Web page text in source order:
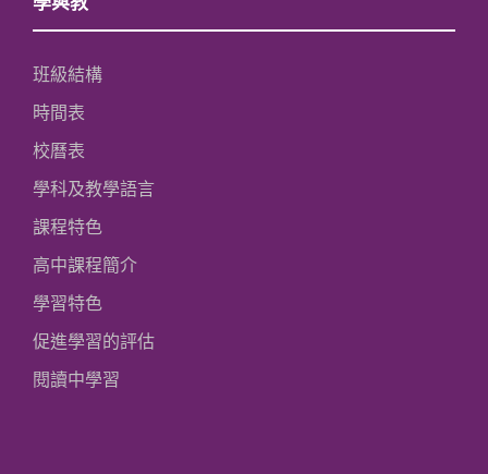
班級結構
時間表
校曆表
學科及教學語言
課程特色
高中課程簡介
學習特色
促進學習的評估
閱讀中學習